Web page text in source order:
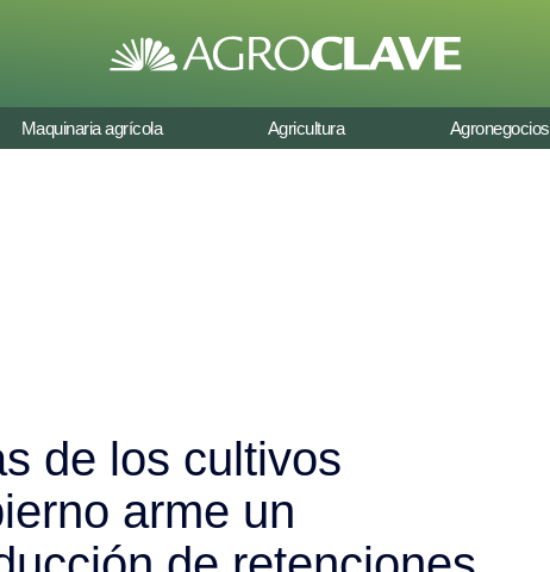
Maquinaria agrícola Agricultura Agronegocios
de los cultivos
arme un